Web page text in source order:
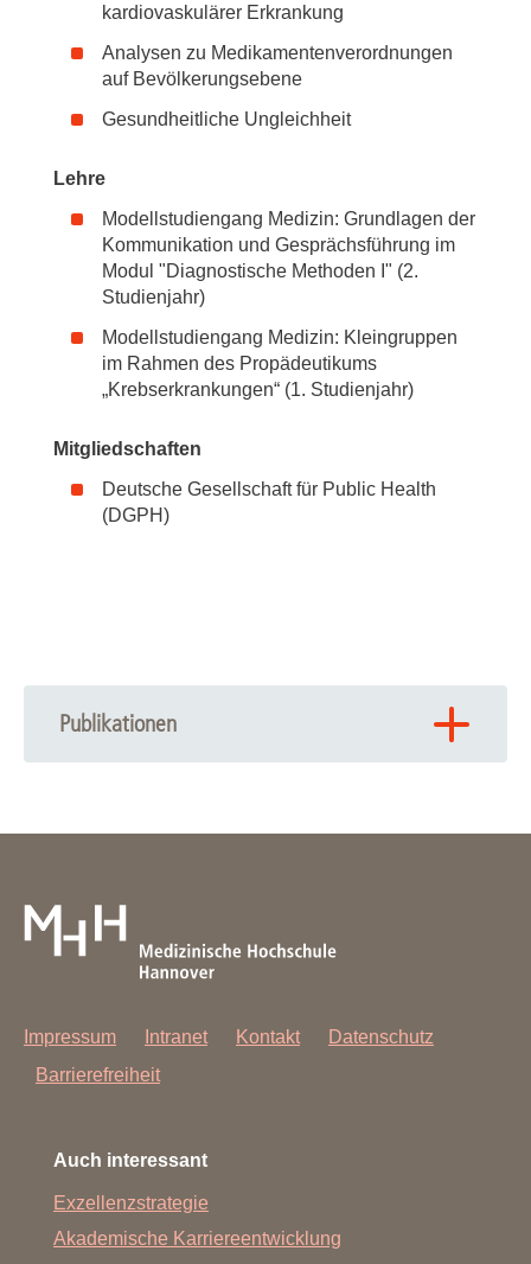
kardiovaskulärer Erkrankung
Analysen zu Medikamentenverordnungen
auf Bevölkerungsebene
Gesundheitliche Ungleichheit
Lehre
Modellstudiengang Medizin: Grundlagen der
Kommunikation und Gesprächsführung im
Modul "Diagnostische Methoden I" (2.
Studienjahr)
Modellstudiengang Medizin: Kleingruppen
im Rahmen des Propädeutikums
„Krebserkrankungen“ (1. Studienjahr)
Mitgliedschaften
Deutsche Gesellschaft für Public Health
(DGPH)
Publikationen
Safieddine B, Geyer S, Grasshoff J, Sperlich S, Epping J,
Tetzlaff J, Mond L,Steffens S, Beller J. Social disparities
in early onset type 2 diabetes in the workforce: A vertical-
doi:https://doi.org/10.1093/eurpub/ckaf161.1132
Mond L, de Zwaan M, Safieddine B, Kahl KG, Stahmeyer
groups are vulnerable? Case-control study based on
German health claims data.
Impressum Intranet Kontakt
Datenschutz
Barrierefreiheit
Auch interessant
Exzellenzstrategie
Akademische Karriereentwicklung